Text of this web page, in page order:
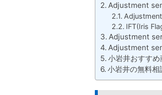
Adjustment
IFT(Iris
Adjustment
Adjustment
小岩井おすすめ
小岩井の無料相